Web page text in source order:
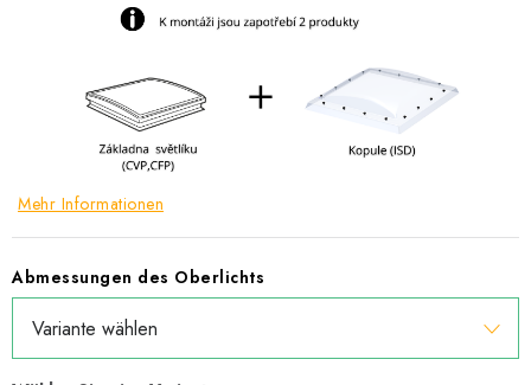
Mehr Informationen
Abmessungen des Oberlichts